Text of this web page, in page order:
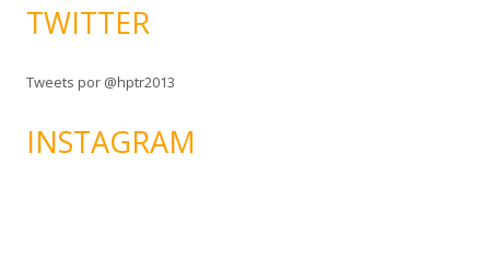
ó
o
TWITTER
Tweets por @hptr2013
INSTAGRAM